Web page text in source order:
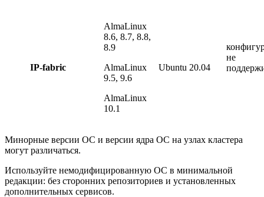
IP-fabric
AlmaLinux
8.6, 8.7, 8.8,
8.9
AlmaLinux
9.5, 9.6
AlmaLinux
10.1
Ubuntu 20.04
не
Минорные версии ОС и версии ядра ОС на узлах кластера
могут различаться.
Используйте немодифицированную ОС в минимальной
редакции: без сторонних репозиториев и установленных
дополнительных сервисов.